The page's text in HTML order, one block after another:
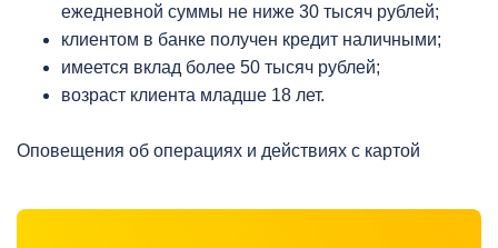
ежедневной суммы не ниже 30 тысяч рублей;
клиентом в банке получен кредит наличными;
имеется вклад более 50 тысяч рублей;
возраст клиента младше 18 лет.
Оповещения об операциях и действиях с картой